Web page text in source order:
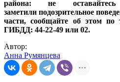
района: не
заметили подозрительное
части, сообщайте об этом по
ГИБДД: 44-22-49 или 02.
Автор:
Анна Румянцева